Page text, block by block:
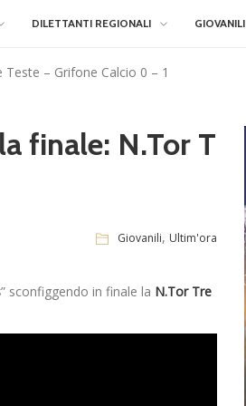
DILETTANTI REGIONALI GIOVANILI
Teste – Grifone Calcio 0 – 1
finale: N.Tor T
Giovanili, Ultim'ora
” sconfiggendo in finale la N.Tor Tre